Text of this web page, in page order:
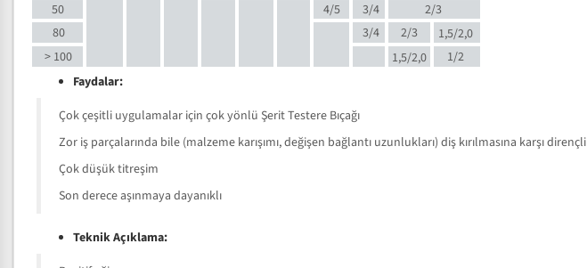
50
4/5 3/4
2/3
80
3/4 2/3
1,5/2,0
> 100
1,5/2,0 1/2
Faydalar:
Çok çeşitli uygulamalar için çok yönlü Şerit Testere Bıçağı
Zor iş parçalarında bile (malzeme karışımı, değişen bağlantı uzunlukları) diş kırılmasına karşı dirençli
Çok düşük titreşim
Son derece aşınmaya dayanıklı
Teknik Açıklama: